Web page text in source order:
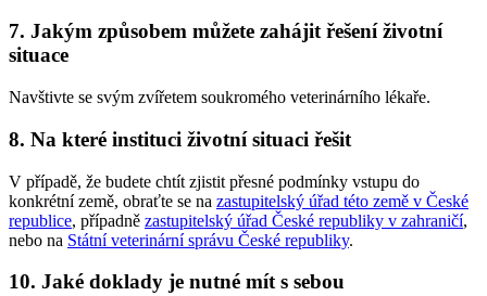
7. Jakým způsobem můžete zahájit řešení životní
situace
Navštivte se svým zvířetem soukromého veterinárního lékaře.
8. Na které instituci životní situaci řešit
V případě, že budete chtít zjistit přesné podmínky vstupu do
konkrétní země, obraťte se na zastupitelský úřad této země v České
republice, případně zastupitelský úřad České republiky v zahraničí,
nebo na Státní veterinární správu České republiky.
10. Jaké doklady je nutné mít s sebou